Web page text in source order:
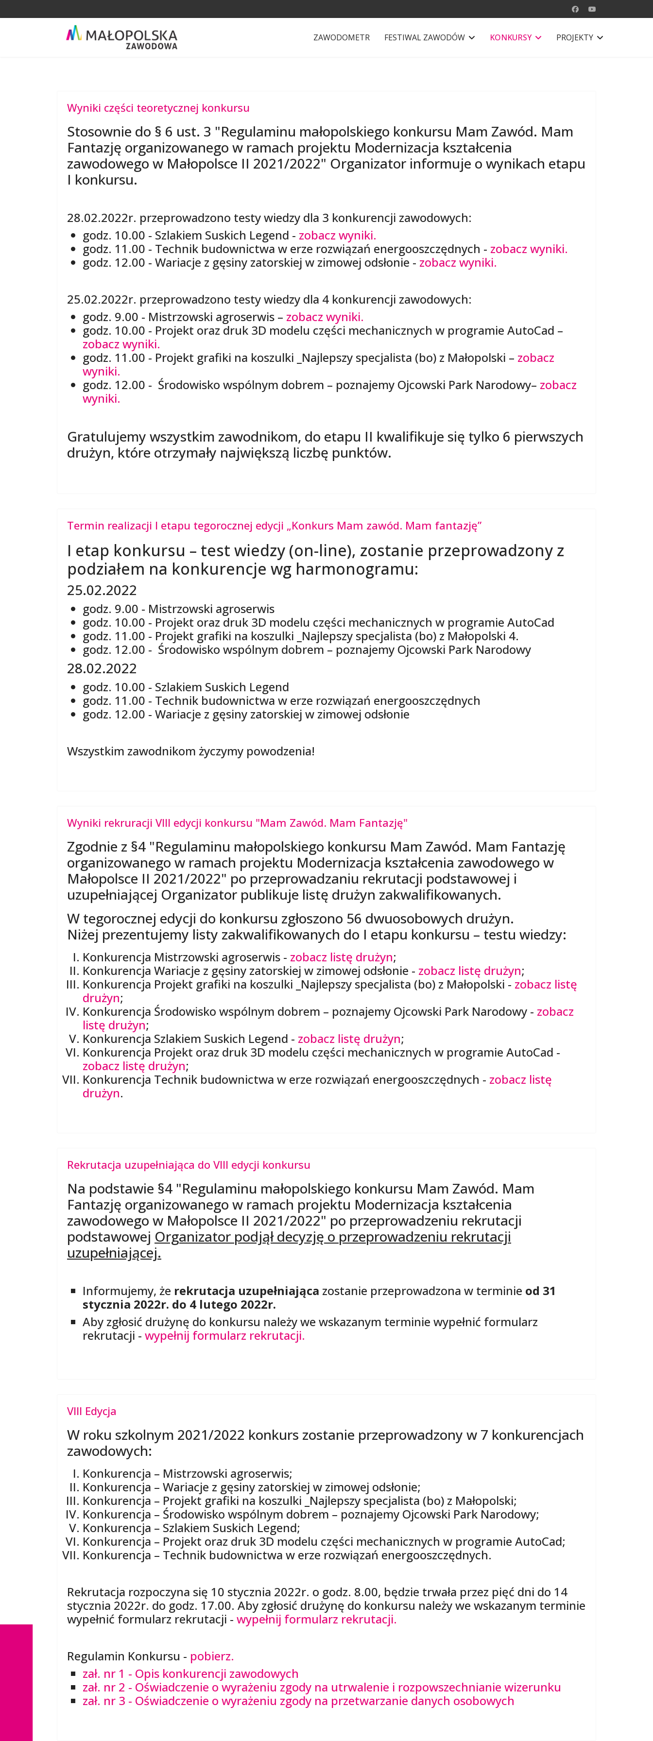
ZAWODOMETR FESTIWAL ZAWODÓW KONKURSY PROJEKTY
Wyniki części teoretycznej konkursu
Stosownie do § 6 ust. 3 "Regulaminu małopolskiego konkursu Mam Zawód. Mam
Fantazję organizowanego w ramach projektu Modernizacja kształcenia
zawodowego w Małopolsce II 2021/2022" Organizator informuje o wynikach etapu
I konkursu.
28.02.2022r. przeprowadzono testy wiedzy dla 3 konkurencji zawodowych:
godz. 10.00 - Szlakiem Suskich Legend - zobacz wyniki.
godz. 11.00 - Technik budownictwa w erze rozwiązań energooszczędnych - zobacz wyniki.
godz. 12.00 - Wariacje z gęsiny zatorskiej w zimowej odsłonie - zobacz wyniki.
25.02.2022r. przeprowadzono testy wiedzy dla 4 konkurencji zawodowych:
godz. 9.00 - Mistrzowski agroserwis – zobacz wyniki.
godz. 10.00 - Projekt oraz druk 3D modelu części mechanicznych w programie AutoCad –
zobacz wyniki.
godz. 11.00 - Projekt grafiki na koszulki _Najlepszy specjalista (bo) z Małopolski – zobacz
wyniki.
godz. 12.00 - Środowisko wspólnym dobrem – poznajemy Ojcowski Park Narodowy– zobacz
wyniki.
Gratulujemy wszystkim zawodnikom, do etapu II kwalifikuje się tylko 6 pierwszych
drużyn, które otrzymały największą liczbę punktów.
Termin realizacji I etapu tegorocznej edycji „Konkurs Mam zawód. Mam fantazję”
I etap konkursu – test wiedzy (on-line), zostanie przeprowadzony z
podziałem na konkurencje wg harmonogramu:
25.02.2022
godz. 9.00 - Mistrzowski agroserwis
godz. 10.00 - Projekt oraz druk 3D modelu części mechanicznych w programie AutoCad
godz. 11.00 - Projekt grafiki na koszulki _Najlepszy specjalista (bo) z Małopolski 4.
godz. 12.00 - Środowisko wspólnym dobrem – poznajemy Ojcowski Park Narodowy
28.02.2022
godz. 10.00 - Szlakiem Suskich Legend
godz. 11.00 - Technik budownictwa w erze rozwiązań energooszczędnych
godz. 12.00 - Wariacje z gęsiny zatorskiej w zimowej odsłonie
Wszystkim zawodnikom życzymy powodzenia!
Wyniki rekruracji VIII edycji konkursu "Mam Zawód. Mam Fantazję"
Zgodnie z §4 "Regulaminu małopolskiego konkursu Mam Zawód. Mam Fantazję
organizowanego w ramach projektu Modernizacja kształcenia zawodowego w
Małopolsce II 2021/2022" po przeprowadzaniu rekrutacji podstawowej i
uzupełniającej Organizator publikuje listę drużyn zakwalifikowanych.
W tegorocznej edycji do konkursu zgłoszono 56 dwuosobowych drużyn.
Niżej prezentujemy listy zakwalifikowanych do I etapu konkursu – testu wiedzy:
Konkurencja Mistrzowski agroserwis - zobacz listę drużyn;
Konkurencja Wariacje z gęsiny zatorskiej w zimowej odsłonie - zobacz listę drużyn;
Konkurencja Projekt grafiki na koszulki _Najlepszy specjalista (bo) z Małopolski - zobacz listę
drużyn;
Konkurencja Środowisko wspólnym dobrem – poznajemy Ojcowski Park Narodowy - zobacz
listę drużyn;
Konkurencja Szlakiem Suskich Legend - zobacz listę drużyn;
Konkurencja Projekt oraz druk 3D modelu części mechanicznych w programie AutoCad -
zobacz listę drużyn;
Konkurencja Technik budownictwa w erze rozwiązań energooszczędnych - zobacz listę
drużyn.
Rekrutacja uzupełniająca do VIII edycji konkursu
Na podstawie §4 "Regulaminu małopolskiego konkursu Mam Zawód. Mam
Fantazję organizowanego w ramach projektu Modernizacja kształcenia
zawodowego w Małopolsce II 2021/2022" po przeprowadzeniu rekrutacji
podstawowej Organizator podjął decyzję o przeprowadzeniu rekrutacji
uzupełniającej.
Informujemy, że rekrutacja uzupełniająca zostanie przeprowadzona w terminie od 31
stycznia 2022r. do 4 lutego 2022r.
Aby zgłosić drużynę do konkursu należy we wskazanym terminie wypełnić formularz
rekrutacji - wypełnij formularz rekrutacji.
VIII Edycja
W roku szkolnym 2021/2022 konkurs zostanie przeprowadzony w 7 konkurencjach
zawodowych:
Konkurencja – Mistrzowski agroserwis;
Konkurencja – Wariacje z gęsiny zatorskiej w zimowej odsłonie;
Konkurencja – Projekt grafiki na koszulki _Najlepszy specjalista (bo) z Małopolski;
Konkurencja – Środowisko wspólnym dobrem – poznajemy Ojcowski Park Narodowy;
Konkurencja – Szlakiem Suskich Legend;
Konkurencja – Projekt oraz druk 3D modelu części mechanicznych w programie AutoCad;
Konkurencja – Technik budownictwa w erze rozwiązań energooszczędnych.
Rekrutacja rozpoczyna się 10 stycznia 2022r. o godz. 8.00, będzie trwała przez pięć dni do 14
stycznia 2022r. do godz. 17.00. Aby zgłosić drużynę do konkursu należy we wskazanym terminie
wypełnić formularz rekrutacji - wypełnij formularz rekrutacji.
Regulamin Konkursu - pobierz.
zał. nr 1 - Opis konkurencji zawodowych
zał. nr 2 - Oświadczenie o wyrażeniu zgody na utrwalenie i rozpowszechnianie wizerunku
zał. nr 3 - Oświadczenie o wyrażeniu zgody na przetwarzanie danych osobowych